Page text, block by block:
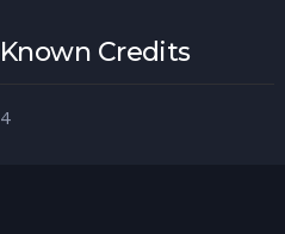
Known Credits
4